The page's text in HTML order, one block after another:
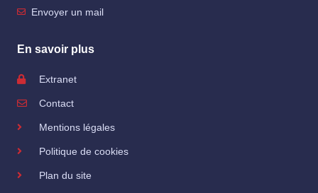
Envoyer un mail
En savoir plus
Extranet
Contact
Mentions légales
Politique de cookies
Plan du site